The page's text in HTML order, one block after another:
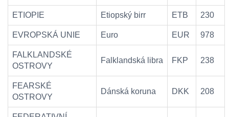
ETIOPIE Etiopský birr ETB 230
EVROPSKÁ UNIE Euro EUR 978
FALKLANDSKÉ
OSTROVY
Falklandská libra FKP 238
FEARSKÉ
OSTROVY
Dánská koruna DKK 208